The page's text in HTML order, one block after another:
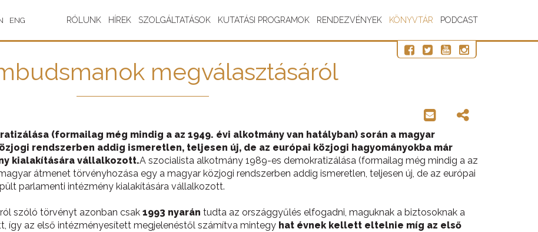
ENG RÓLUNK HÍREK SZOLGÁLTATÁSOK KUTATÁSI PROGRAMOK RENDEZVÉNYEK KÖNYVTÁR PODCAST
megválasztásáról
(formailag még mindig a az 1949. évi alkotmány van hatályban) során a magyar
rendszerben addig ismeretlen, teljesen új, de az európai közjogi hagyományokba már
kialakítására vállalkozott.A szocialista alkotmány 1989-es demokratizálása (formailag még mindig a az
átmenet törvényhozása egy a magyar közjogi rendszerben addig ismeretlen, teljesen új, de az európai
parlamenti intézmény kialakítására vállalkozott.
szóló törvényt azonban csak 1993 nyarán tudta az országgyűlés elfogadni, maguknak a biztosoknak a
így az első intézményesített megjelenéstől számítva mintegy hat évnek kellett eltelnie míg az első